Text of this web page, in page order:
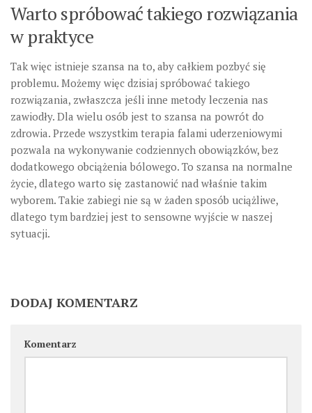
Warto spróbować takiego rozwiązania
w praktyce
Tak więc istnieje szansa na to, aby całkiem pozbyć się
problemu. Możemy więc dzisiaj spróbować takiego
rozwiązania, zwłaszcza jeśli inne metody leczenia nas
zawiodły. Dla wielu osób jest to szansa na powrót do
zdrowia. Przede wszystkim terapia falami uderzeniowymi
pozwala na wykonywanie codziennych obowiązków, bez
dodatkowego obciążenia bólowego. To szansa na normalne
życie, dlatego warto się zastanowić nad właśnie takim
wyborem. Takie zabiegi nie są w żaden sposób uciążliwe,
dlatego tym bardziej jest to sensowne wyjście w naszej
sytuacji.
DODAJ KOMENTARZ
Komentarz